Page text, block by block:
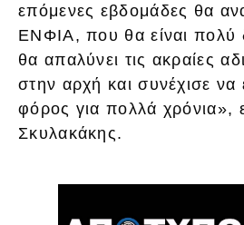
επόμενες εβδομάδες θα
ΕΝΦΙΑ, που θα είναι πολύ
θα απαλύνει τις ακραίες
στην αρχή και συνέχισε να
φόρος για πολλά χρόνια»,
Σκυλακάκης.